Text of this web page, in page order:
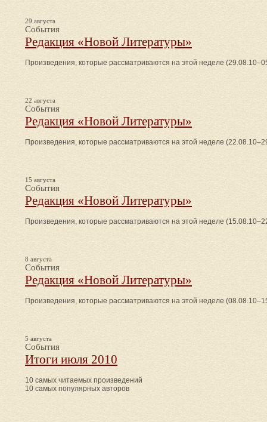
29 августа
События
Редакция «Новой Литературы»
Произведения, которые рассматриваются на этой неделе
22 августа
События
Редакция «Новой Литературы»
Произведения, которые рассматриваются на этой неделе
15 августа
События
Редакция «Новой Литературы»
Произведения, которые рассматриваются на этой неделе
8 августа
События
Редакция «Новой Литературы»
Произведения, которые рассматриваются на этой неделе
5 августа
События
Итоги июля 2010
10 самых читаемых произведений
10 самых популярных авторов